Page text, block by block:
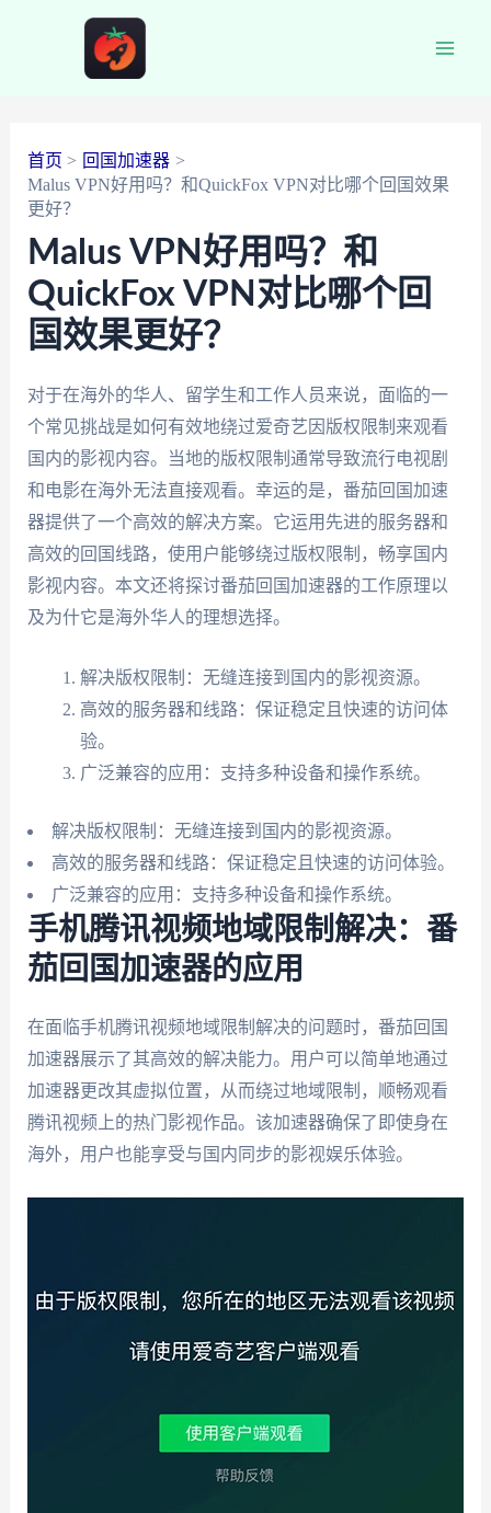
首页
回国加速器
Malus VPN好用吗？和QuickFox VPN对比哪个回国效果
更好？
Malus VPN好用吗？和
QuickFox VPN对比哪个回
国效果更好？
对于在海外的华人、留学生和工作人员来说，面临的一
个常见挑战是如何有效地绕过爱奇艺因版权限制来观看
国内的影视内容。当地的版权限制通常导致流行电视剧
和电影在海外无法直接观看。幸运的是，番茄回国加速
器提供了一个高效的解决方案。它运用先进的服务器和
高效的回国线路，使用户能够绕过版权限制，畅享国内
影视内容。本文还将探讨番茄回国加速器的工作原理以
及为什它是海外华人的理想选择。
解决版权限制：无缝连接到国内的影视资源。
高效的服务器和线路：保证稳定且快速的访问体
验。
广泛兼容的应用：支持多种设备和操作系统。
解决版权限制：无缝连接到国内的影视资源。
高效的服务器和线路：保证稳定且快速的访问体验。
广泛兼容的应用：支持多种设备和操作系统。
手机腾讯视频地域限制解决：番
茄回国加速器的应用
在面临手机腾讯视频地域限制解决的问题时，番茄回国
加速器展示了其高效的解决能力。用户可以简单地通过
加速器更改其虚拟位置，从而绕过地域限制，顺畅观看
腾讯视频上的热门影视作品。该加速器确保了即使身在
海外，用户也能享受与国内同步的影视娱乐体验。